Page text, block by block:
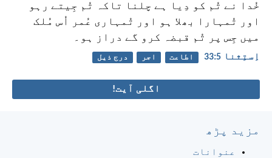
خُدا نے تُم کو دِیا ہے چلنا تاکہ تُم جِیتے رہو
اور تُمہارا بھلا ہو اور تُمہاری عُمر اُس مُلک
میں جِس پر تُم قبضہ کرو گے دراز ہو۔
اِستِثنا 5:‏33 اطاعت اجر درج ذیل
اگلی آیت!
مزید پڑھ
عنوانات